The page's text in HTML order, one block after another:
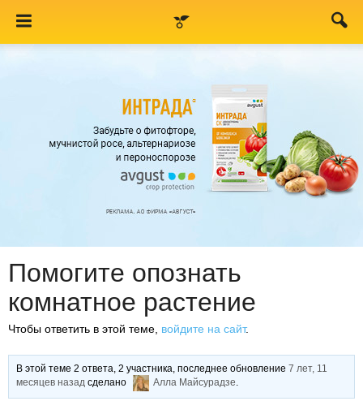
Помогите опознать
комнатное растение
Чтобы ответить в этой теме, войдите на сайт.
В этой теме 2 ответа, 2 участника, последнее обновление7 лет, 11
месяцев назад сделано Алла Майсурадзе.